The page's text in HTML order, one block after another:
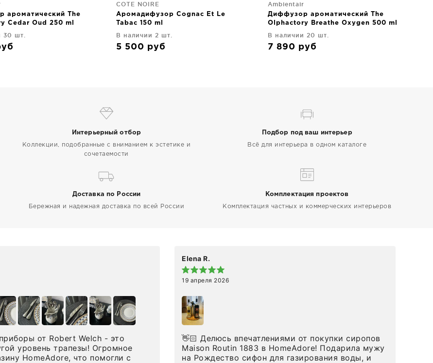
ароматический The
Cedar Oud 250 ml
30 шт.
COTE NOIRE
Аромадифузор Cognac Et Le
Tabac 150 ml
В наличии 2 шт.
5 500 руб
Ambientair
Диффузор ароматический The
Olphactory Breathe Oxygen 500 ml
В наличии 20 шт.
7 890 руб
Интерьерный отбор
Коллекции, подобранные с вниманием к эстетике и
сочетаемости
Подбор под ваш интерьер
Всё для интерьера в одном каталоге
Доставка по России
Бережная и надежная доставка по всей России
Комплектация проектов
Комплектация частных и коммерческих интерьеров
от Robert Welch - это
уровень трапезы! Огромное
HomeAdore, что помогли с
Elena R.
19 апреля 2026
👋🏻 Делюсь впечатлениями от покупки сиропов
Maison Routin 1883 в HomeAdore! Подарила мужу
на Рождество сифон для газирования воды, и